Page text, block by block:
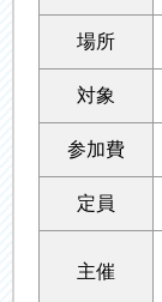
場所
対象
参加費
定員
主催